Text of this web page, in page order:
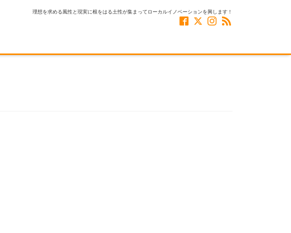
理想を求める風性と現実に根をはる土性が集まってローカルイノベーションを興します！